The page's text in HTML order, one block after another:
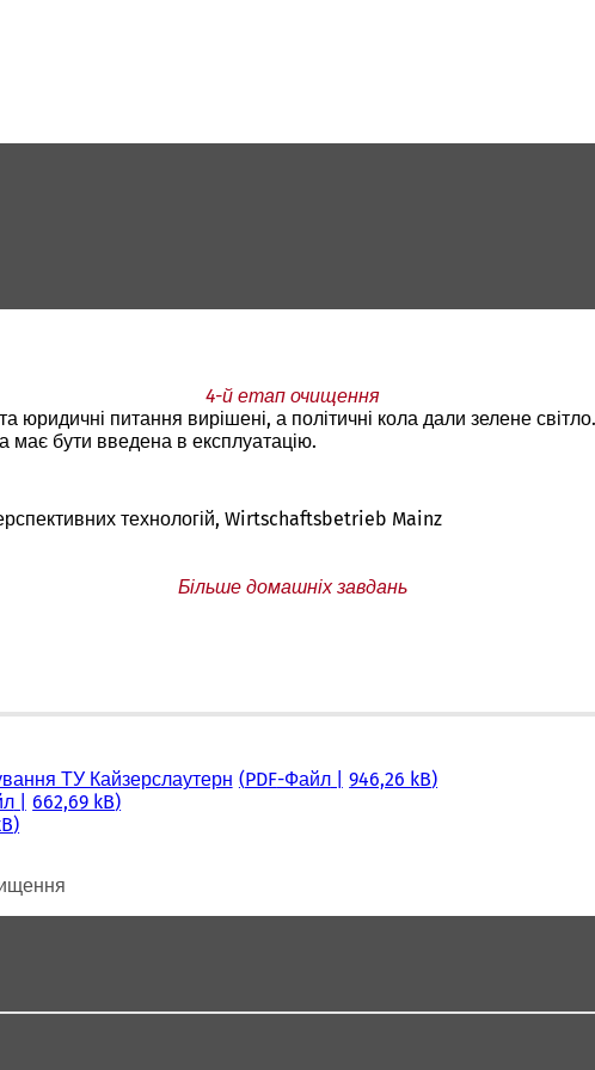
4-й етап очищення
юридичні питання вирішені, а політичні кола дали зелене
має бути введена в експлуатацію.
технологій, Wirtschaftsbetrieb Mainz
Більше домашніх завдань
ТУ Кайзерслаутерн PDF-Файл
946,26 kB
662,69 kB